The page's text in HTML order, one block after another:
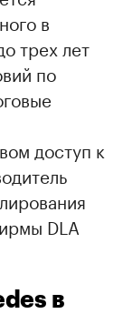
в
трех лет
по
доступ к
DLA
в